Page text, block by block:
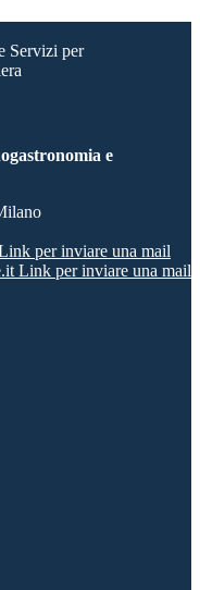
Servizi per
e
per inviare una mail
Link per inviare una mail